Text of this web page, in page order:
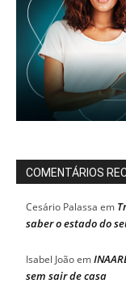
COMENTÁRIOS
Cesário Palassa em
saber o estado do
Isabel Joãoem
sem sair de casa